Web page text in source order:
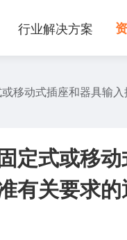
行业解决方案
移动式插座和器具输
定式或移
有关要求